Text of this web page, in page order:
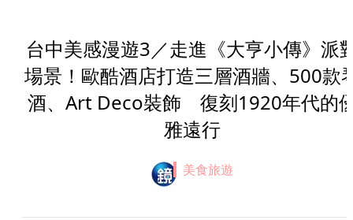
台中美感漫遊3／走進《大亨小傳》派
場景！歐酷酒店打造三層酒牆、500款
酒、Art Deco裝飾 復刻1920年代的
雅遠行
美食旅遊